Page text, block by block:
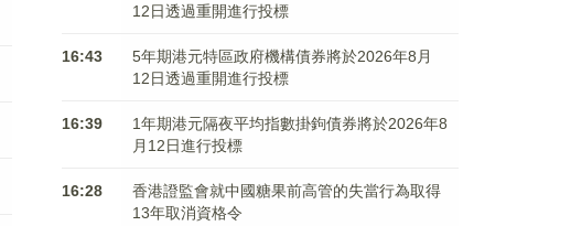
12日透過重開進行投標
16:43
5年期港元特區政府機構債券將於2026年8月
12日透過重開進行投標
16:39
1年期港元隔夜平均指數掛鉤債券將於2026年8
月12日進行投標
16:28
香港證監會就中國糖果前高管的失當行為取得
13年取消資格令